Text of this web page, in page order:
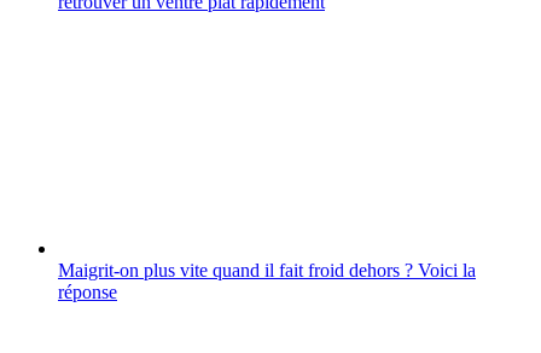
Maigrit-on plus vite quand il fait froid dehors ? Voici la
réponse